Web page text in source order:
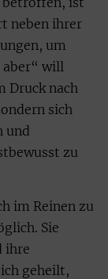
neben ihrer
um
aber“ will
Druck nach
sich
und
zu
im Reinen zu
Sie
ihre
geheilt,